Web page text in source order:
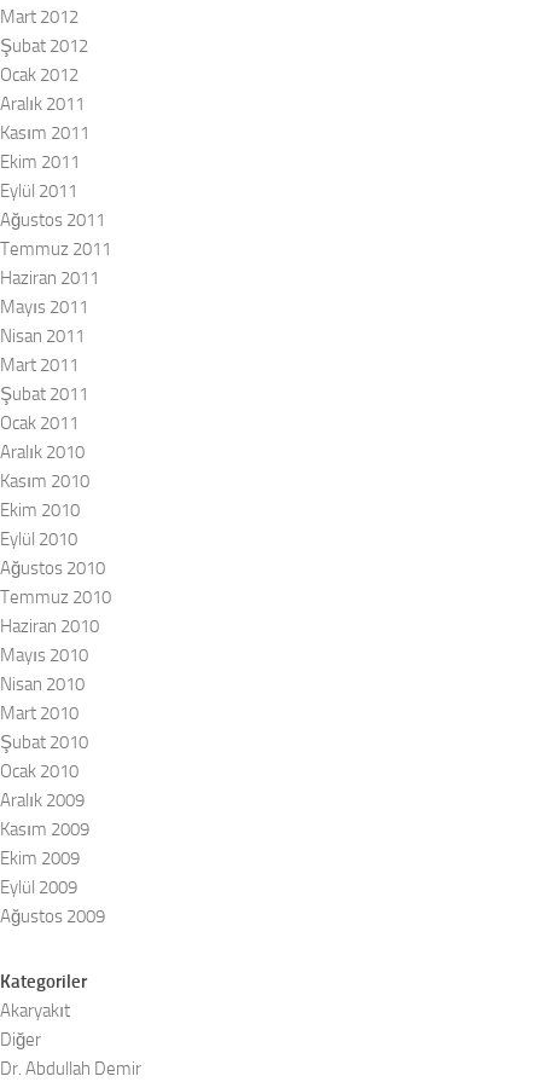
Mart 2012
Şubat 2012
Ocak 2012
Aralık 2011
Kasım 2011
Ekim 2011
Eylül 2011
Ağustos 2011
Temmuz 2011
Haziran 2011
Mayıs 2011
Nisan 2011
Mart 2011
Şubat 2011
Ocak 2011
Aralık 2010
Kasım 2010
Ekim 2010
Eylül 2010
Ağustos 2010
Temmuz 2010
Haziran 2010
Mayıs 2010
Nisan 2010
Mart 2010
Şubat 2010
Ocak 2010
Aralık 2009
Kasım 2009
Ekim 2009
Eylül 2009
Ağustos 2009
Kategoriler
Akaryakıt
Diğer
Dr. Abdullah Demir